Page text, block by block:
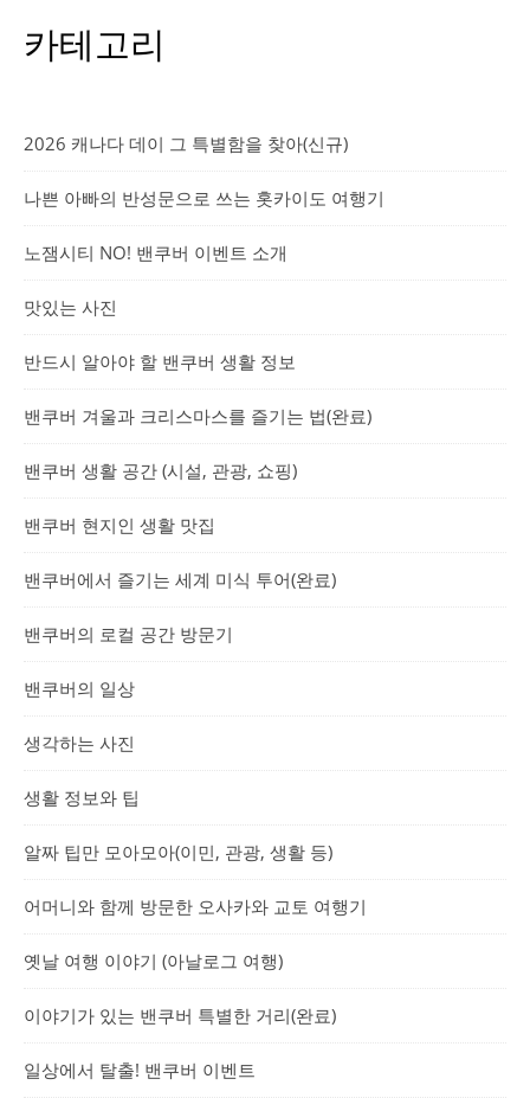
카테고리
2026 캐나다 데이 그 특별함을 찾아(신규)
나쁜 아빠의 반성문으로 쓰는 홋카이도 여행기
노잼시티 NO! 밴쿠버 이벤트 소개
맛있는 사진
반드시 알아야 할 밴쿠버 생활 정보
밴쿠버 겨울과 크리스마스를 즐기는 법(완료)
밴쿠버 생활 공간 (시설, 관광, 쇼핑)
밴쿠버 현지인 생활 맛집
밴쿠버에서 즐기는 세계 미식 투어(완료)
밴쿠버의 로컬 공간 방문기
밴쿠버의 일상
생각하는 사진
생활 정보와 팁
알짜 팁만 모아모아(이민, 관광, 생활 등)
어머니와 함께 방문한 오사카와 교토 여행기
옛날 여행 이야기 (아날로그 여행)
이야기가 있는 밴쿠버 특별한 거리(완료)
일상에서 탈출! 밴쿠버 이벤트